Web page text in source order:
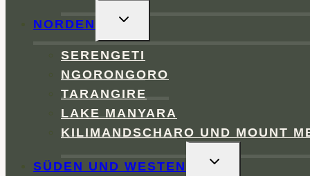
NORDEN
UNTERMENÜ
SERENGETI
NGORONGORO
TARANGIRE
LAKE MANYARA
KILIMANDSCHARO UND MOUNT
SÜDEN UND WESTEN
UNTERMENÜ